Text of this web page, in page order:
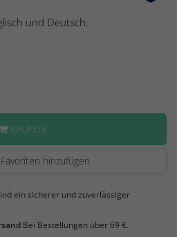
und Deutsch.
KAUFEN
hinzufügen
ein sicherer und zuverlässiger
Bei Bestellungen über 69 €.